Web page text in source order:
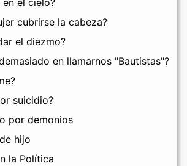
el cielo?
cubrirse la cabeza?
el diezmo?
en llamarnos "Bautistas"?
suicidio?
por demonios
hijo
la Política